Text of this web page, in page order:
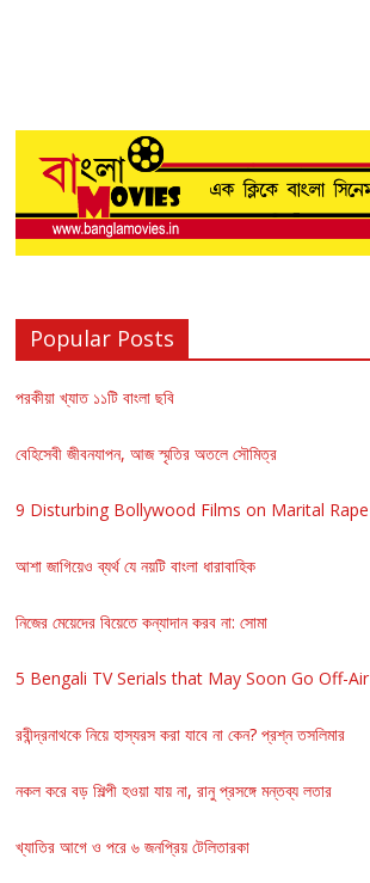
Popular Posts
পরকীয়া খ্যাত ১১টি বাংলা ছবি
বেহিসেবী জীবনযাপন, আজ স্মৃতির অতলে সৌমিত্র
9 Disturbing Bollywood Films on Marital Rape
আশা জাগিয়েও ব্যর্থ যে নয়টি বাংলা ধারাবাহিক
নিজের মেয়েদের বিয়েতে কন্যাদান করব না: সোমা
5 Bengali TV Serials that May Soon Go Off-Air
রবীন্দ্রনাথকে নিয়ে হাস্যরস করা যাবে না কেন? প্রশ্ন তসলিমার
নকল করে বড় শিল্পী হওয়া যায় না, রানু প্রসঙ্গে মন্তব্য লতার
খ্যাতির আগে ও পরে ৬ জনপ্রিয় টেলিতারকা